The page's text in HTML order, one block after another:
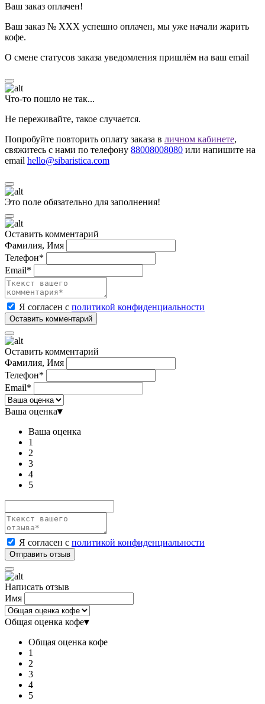
Ваш заказ оплачен!
Ваш заказ № ХХХ успешно оплачен, мы уже начали жарить
кофе.
О смене статусов заказа уведомления пришлём на ваш email
Что-то пошло не так...
Не переживайте, такое случается.
Попробуйте повторить оплату заказа в личном кабинете,
свяжитесь с нами по телефону 88008008080 или напишите на
email hello@sibaristica.com
Это поле обязательно для заполнения!
Оставить комментарий
Фамилия, Имя
Телефон*
Email*
Я согласен с политикой конфиденциальности
Оставить комментарий
Фамилия, Имя
Телефон*
Email*
Ваша оценка▾
Ваша оценка
1
2
3
4
5
Я согласен с политикой конфиденциальности
Написать отзыв
Имя
Общая оценка кофе▾
Общая оценка кофе
1
2
3
4
5